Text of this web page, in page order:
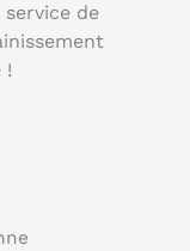
service de
!